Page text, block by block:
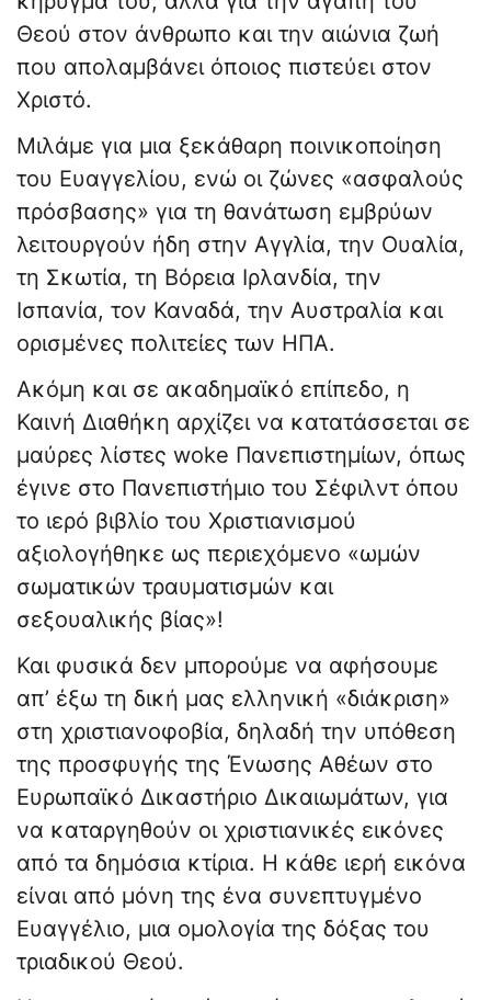
Θεού στον άνθρωπο και την αιώνια ζωή
που απολαμβάνει όποιος πιστεύει στον
Χριστό.
Μιλάμε για μια ξεκάθαρη ποινικοποίηση
του Ευαγγελίου, ενώ οι ζώνες «ασφαλούς
πρόσβασης» για τη θανάτωση εμβρύων
λειτουργούν ήδη στην Αγγλία, την Ουαλία,
τη Σκωτία, τη Βόρεια Ιρλανδία, την
Ισπανία, τον Καναδά, την Αυστραλία και
ορισμένες πολιτείες των ΗΠΑ.
Ακόμη και σε ακαδημαϊκό επίπεδο, η
Καινή Διαθήκη αρχίζει να κατατάσσεται σε
μαύρες λίστες woke Πανεπιστημίων, όπως
έγινε στο Πανεπιστήμιο του Σέφιλντ όπου
το ιερό βιβλίο του Χριστιανισμού
αξιολογήθηκε ως περιεχόμενο «ωμών
σωματικών τραυματισμών και
σεξουαλικής βίας»!
Και φυσικά δεν μπορούμε να αφήσουμε
απ’ έξω τη δική μας ελληνική «διάκριση»
στη χριστιανοφοβία, δηλαδή την υπόθεση
της προσφυγής της Ένωσης Αθέων στο
Ευρωπαϊκό Δικαστήριο Δικαιωμάτων, για
να καταργηθούν οι χριστιανικές εικόνες
από τα δημόσια κτίρια. Η κάθε ιερή εικόνα
είναι από μόνη της ένα συνεπτυγμένο
Ευαγγέλιο, μια ομολογία της δόξας του
τριαδικού Θεού.